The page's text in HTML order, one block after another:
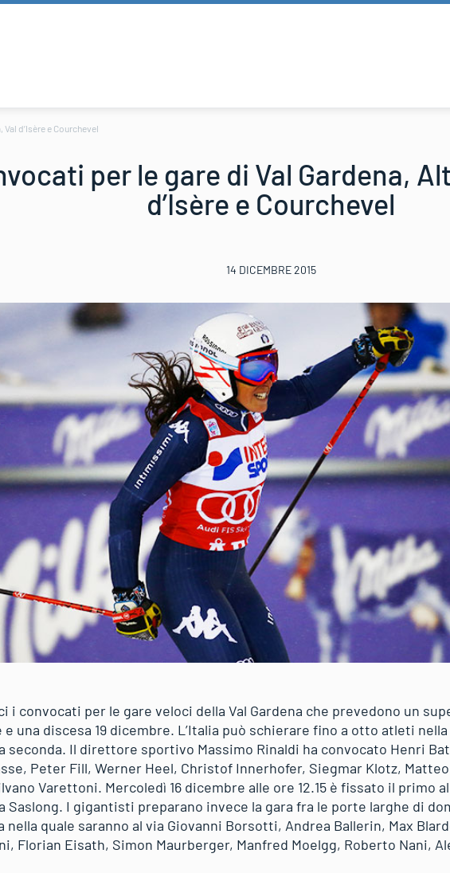
d’Isère e Courchevel
per le gare di Val Gardena,
d’Isère e Courchevel
14 DICEMBRE 2015
i convocati per le gare veloci della Val Gardena che prevedono un
e una discesa 19 dicembre. L’Italia può schierare fino a otto atleti
seconda. Il direttore sportivo Massimo Rinaldi ha convocato Henri
Peter Fill, Werner Heel, Christof Innerhofer, Siegmar Klotz,
Varettoni. Mercoledì 16 dicembre alle ore 12.15 è fissato il primo
Saslong. I gigantisti preparano invece la gara fra le porte larghe di
nella quale saranno al via Giovanni Borsotti, Andrea Ballerin, Max
Florian Eisath, Simon Maurberger, Manfred Moelgg, Roberto Nani,